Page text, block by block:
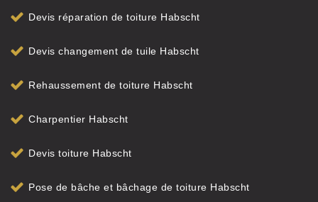
Devis réparation de toiture Habscht
Devis changement de tuile Habscht
Rehaussement de toiture Habscht
Charpentier Habscht
Devis toiture Habscht
Pose de bâche et bâchage de toiture Habscht